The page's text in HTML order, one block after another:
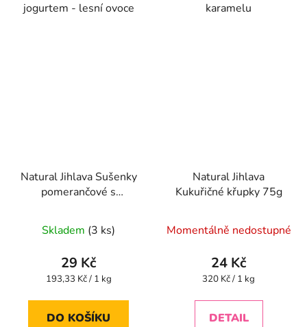
jogurtem - lesní ovoce
karamelu
Natural Jihlava Sušenky
pomerančové s
lepku, mléka a vajec
150ghodnocení
produktu
je
z
Skladem (3 ks)
29 Kč
Měrná
193,33 Kč / 1 kg
DO KOŠÍKU
Natural Jihlava
Kukuřičné křupky 75g
hodnocení
produktu
je
z
Momentálně nedostupné
24 Kč
Měrná
320 Kč / 1 kg
DETAIL